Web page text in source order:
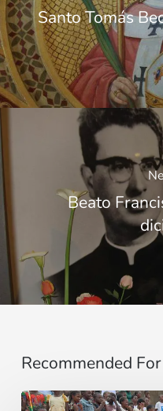
Santo Tomás
Beato
Recommended
Curso